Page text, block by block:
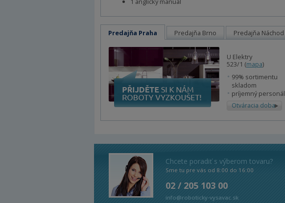
Predajňa Praha Predajňa Brno Predajňa Náchod
U Elektry
523/1 (mapa)
99% sortimentu
skladom
príjemný personál
Otváracia doba
Chcete poradiť s výberom tovaru?
Sme tu pre vás od 8:00 do 16:00
02 / 205 103 00
info@roboticky-vysavac.sk